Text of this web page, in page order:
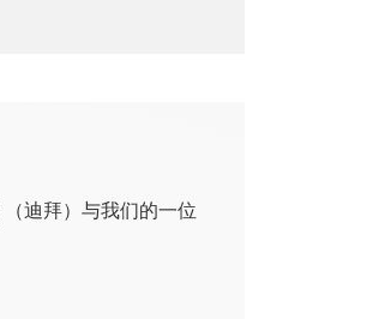
（迪拜）与我们的一位